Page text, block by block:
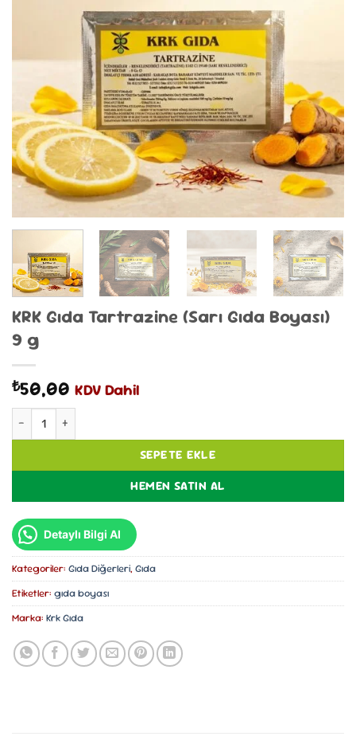
KRK Gıda Tartrazine (Sarı Gıda Boyası)
9 g
₺50,00 KDV Dahil
KRK Gıda Tartrazine (Sarı Gıda Boyası) 9 g adet
SEPETE EKLE
HEMEN SATIN AL
Detaylı Bilgi Al
Kategoriler: Gıda Diğerleri, Gıda
Etiketler: gıda boyası
Marka: Krk Gıda